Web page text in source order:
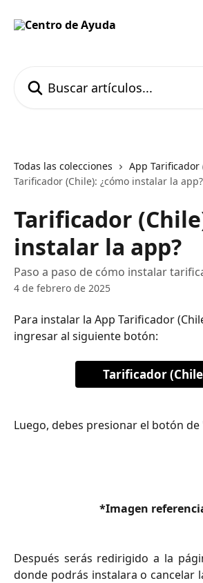
Todas las colecciones
App Tarificador
Tarificador (Chile): ¿cómo instalar la app?
Tarificador
instalar la app?
Paso a paso de cómo instalar
4 de febrero de 2025
Para instalar la App Tarificador
ingresar al siguiente botón:
Tarificador
Luego, debes presionar el botón
*Imagen
Después serás redirigido a la
donde podrás instalara o cancelar